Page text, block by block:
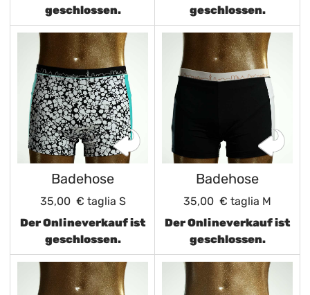
geschlossen. geschlossen.
Badehose
35,00 € taglia S
Der Onlineverkauf ist
geschlossen.
Badehose
35,00 € taglia M
Der Onlineverkauf ist
geschlossen.